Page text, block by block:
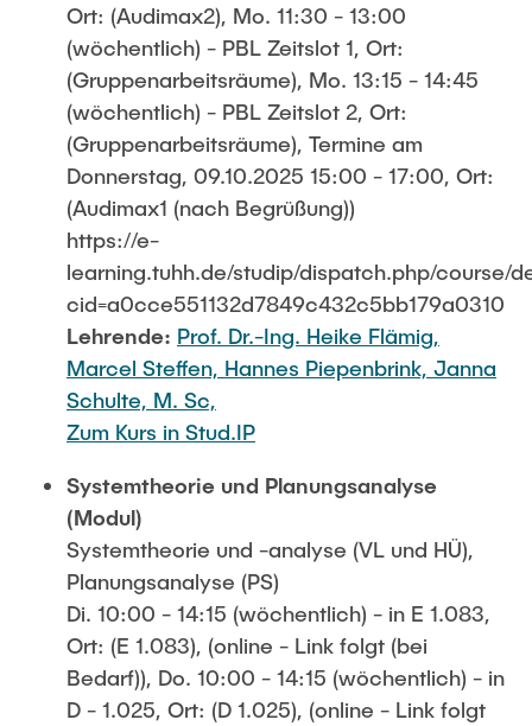
Ort: (Audimax2), Mo. 11:30 - 13:00
(wöchentlich) - PBL Zeitslot 1, Ort:
(Gruppenarbeitsräume), Mo. 13:15 - 14:45
(wöchentlich) - PBL Zeitslot 2, Ort:
(Gruppenarbeitsräume), Termine am
Donnerstag, 09.10.2025 15:00 - 17:00, Ort:
(Audimax1 (nach Begrüßung))
https://e-
learning.tuhh.de/studip/dispatch.php/course/
cid=a0cce551132d7849c432c5bb179a0310
Lehrende: Prof. Dr.-Ing. Heike Flämig,
Marcel Steffen, Hannes Piepenbrink, Janna
Schulte, M. Sc,
Zum Kurs in Stud.IP
Systemtheorie und Planungsanalyse
(Modul)
Systemtheorie und -analyse (VL und HÜ),
Planungsanalyse (PS)
Di. 10:00 - 14:15 (wöchentlich) - in E 1.083,
Ort: (E 1.083), (online - Link folgt (bei
Bedarf)), Do. 10:00 - 14:15 (wöchentlich) - in
D - 1.025, Ort: (D 1.025), (online - Link folgt